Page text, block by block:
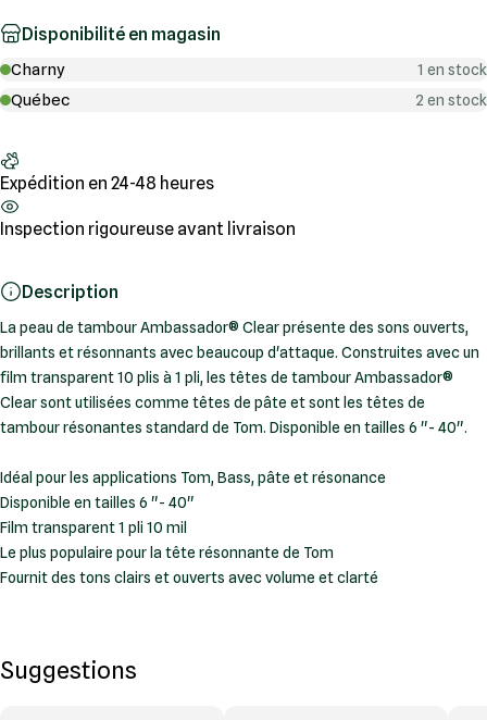
Disponibilité en magasin
Charny 1 en stock
Québec 2 en stock
Expédition en 24-48 heures
Inspection rigoureuse avant livraison
Description
La peau de tambour Ambassador® Clear présente des sons ouverts,
brillants et résonnants avec beaucoup d'attaque. Construites avec un
film transparent 10 plis à 1 pli, les têtes de tambour Ambassador®
Clear sont utilisées comme têtes de pâte et sont les têtes de
tambour résonantes standard de Tom. Disponible en tailles 6 "- 40".
Idéal pour les applications Tom, Bass, pâte et résonance
Disponible en tailles 6 "- 40"
Film transparent 1 pli 10 mil
Le plus populaire pour la tête résonnante de Tom
Fournit des tons clairs et ouverts avec volume et clarté
Suggestions